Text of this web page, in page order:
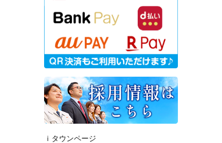
ｉタウンページ